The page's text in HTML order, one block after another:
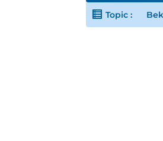
m
Topic :